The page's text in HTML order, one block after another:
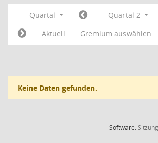
Quartal Quartal 2
Aktuell
Gremium auswählen
Keine Daten gefunden.
Software: